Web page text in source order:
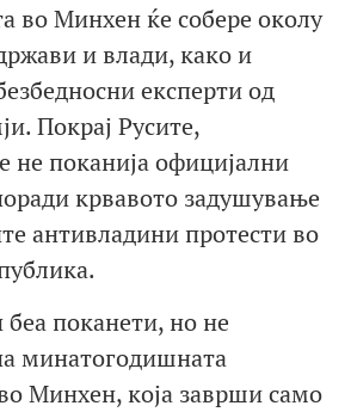
во Минхен ќе собере околу
и влади, како и
експерти од
Покрај Русите,
не поканија официјални
крвавото задушување
антивладини протести во
беа поканети, но не
минатогодишната
Минхен, која заврши само